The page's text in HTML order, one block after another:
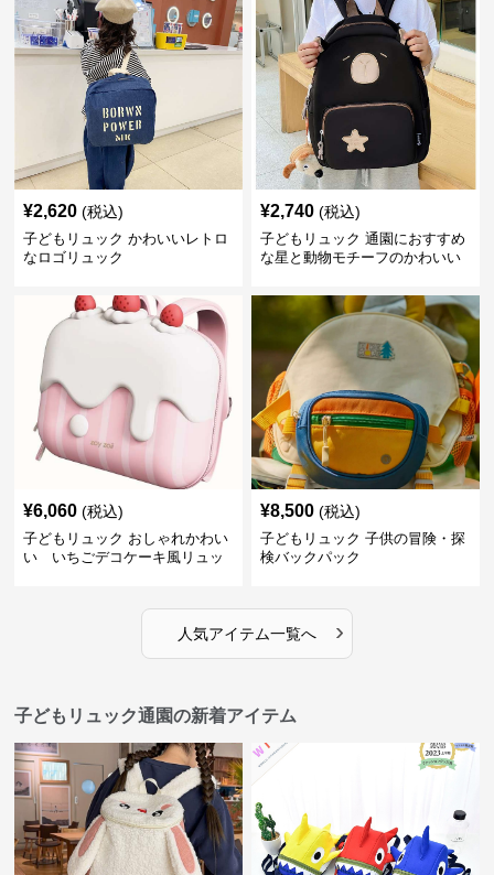
¥2,620 (税込)
子どもリュック かわいいレトロ
なロゴリュック
¥2,740 (税込)
子どもリュック 通園におすすめ
な星と動物モチーフのかわいい
¥6,060 (税込)
子どもリュック おしゃれかわい
い いちごデコケーキ風リュッ
¥8,500 (税込)
子どもリュック 子供の冒険・探
検バックパック
人気アイテム一覧へ ›
子どもリュック通園の新着アイテム